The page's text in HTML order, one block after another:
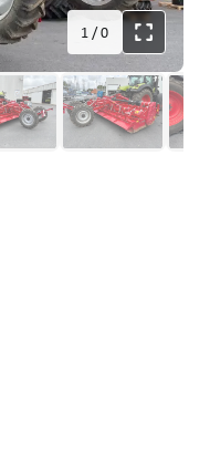
1/0